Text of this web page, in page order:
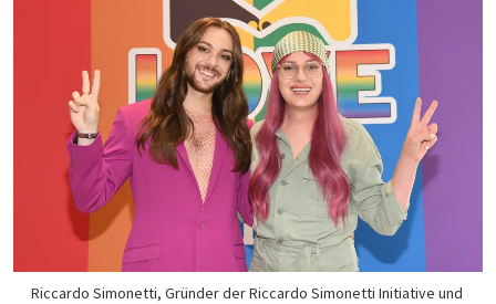
Riccardo Simonetti, Gründer der Riccardo Simonetti Initiative und